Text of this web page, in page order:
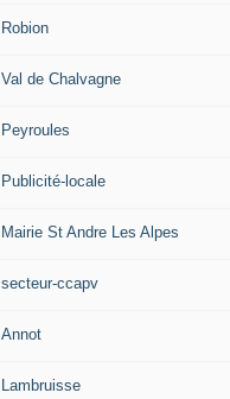
Robion
Val de Chalvagne
Peyroules
Publicité-locale
Mairie St Andre Les Alpes
secteur-ccapv
Annot
Lambruisse